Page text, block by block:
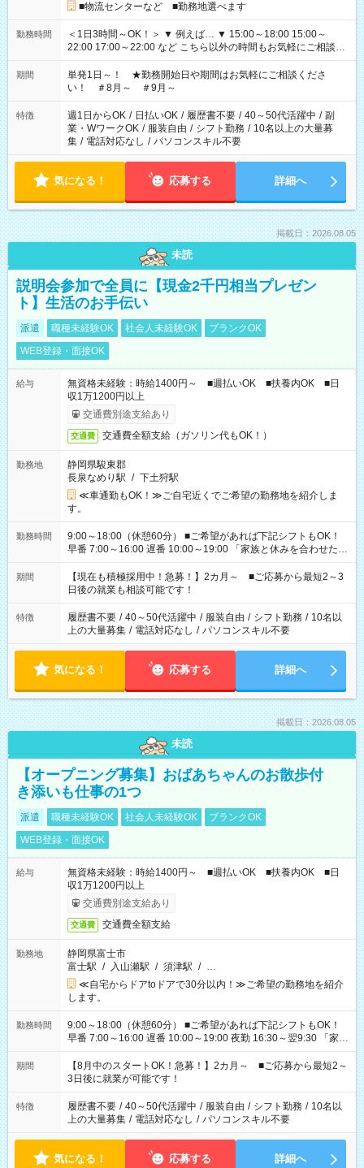
■物流センターなど ■勤務地選べます
勤務時間
＜1日3時間～OK！＞ ▼ 例えば… ▼ 15:00～18:00 15:00～
22:00 17:00～22:00 など こちら以外の時間もお気軽にご相談く
ださい！
期間
単発1日～！ ★勤務開始日や期間はお気軽にご相談くださ
い！ ＃8月～ ＃9月～
特徴 週1日からOK / 日払いOK / 履歴書不要 / 40～50代活躍中 / 副
業・WワークOK / 服装自由 / シフト勤務 / 10名以上の大量募
集 / 電話対応なし / パソコンスキル不要
気になる！ 応募する 詳細へ
掲載日：2026.08.05
未読
説明会参加で全員に【現金2千円相当プレゼン
ト】生活のお手伝い
派遣 職種未経験OK 社会人未経験OK
ブランクOK
WEB登録・面接OK
給与
無資格未経験：時給1400円～ ■週払いOK ■扶養内OK ■日
収1万1200円以上
交通費別途支給あり
交通費 交通費全額支給（ガソリン代もOK！）
勤務地
静岡県駿東郡
長泉なめり駅 / 下土狩駅
≪車通勤もOK！≫ご自宅近くでご希望の勤務地を紹介しま
す。
勤務時間
9:00～18:00（休憩60分） ■ご希望があれば下記シフトもOK！
早番 7:00～16:00 遅番 10:00～19:00 「家族と休みを合わせた
い」 「余裕を持って夕飯の準備がしたい」 「できれば残業はし
たくない」 など、ご希望を教えてくださいね。 ※Wワーク希望
の方へ 今ご覧のお仕事で希望する勤務時間と、もう1つのお仕事
の勤務時間。 合計で週40時間を超える場合は応募できません。
期間
【現在も積極採用中！急募！】2カ月～ ■ご応募から最短2～3
日後の就業も相談可能です！
特徴 履歴書不要 / 40～50代活躍中 / 服装自由 / シフト勤務 / 10名以
上の大量募集 / 電話対応なし / パソコンスキル不要
気になる！ 応募する 詳細へ
掲載日：2026.08.05
未読
【オープニング募集】おばあちゃんのお散歩付
き添いも仕事の1つ
派遣 職種未経験OK 社会人未経験OK
ブランクOK
WEB登録・面接OK
給与
無資格未経験：時給1400円～ ■週払いOK ■扶養内OK ■日
収1万1200円以上
交通費別途支給あり
交通費 交通費全額支給
勤務地
静岡県富士市
富士駅 / 入山瀬駅 / 須津駅 / …
≪自宅からドアtoドアで30分以内！≫ご希望の勤務地を紹介
します。
勤務時間
9:00～18:00（休憩60分） ■ご希望があれば下記シフトもOK！
早番 7:00～16:00 遅番 10:00～19:00 夜勤 16:30～翌9:30 「家族
と休みを合わせたい」 「余裕を持って夕飯の準備がしたい」
「できれば残業はしたくない」 など、ご希望を教えてください
ね。 ※Wワーク希望の方へ 今ご覧のお仕事で希望する勤務時間
と、もう1つのお仕事の勤務時間。 合計で週40時間を超える場
合は応募できません。
期間
【8月中のスタートOK！急募！】2カ月～ ■ご応募から最短2～
3日後に就業が可能です！
特徴 履歴書不要 / 40～50代活躍中 / 服装自由 / シフト勤務 / 10名以
上の大量募集 / 電話対応なし / パソコンスキル不要
気になる！ 応募する 詳細へ